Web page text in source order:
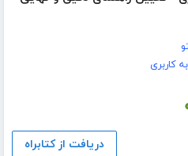
کاربری
دریافت از کتابراه